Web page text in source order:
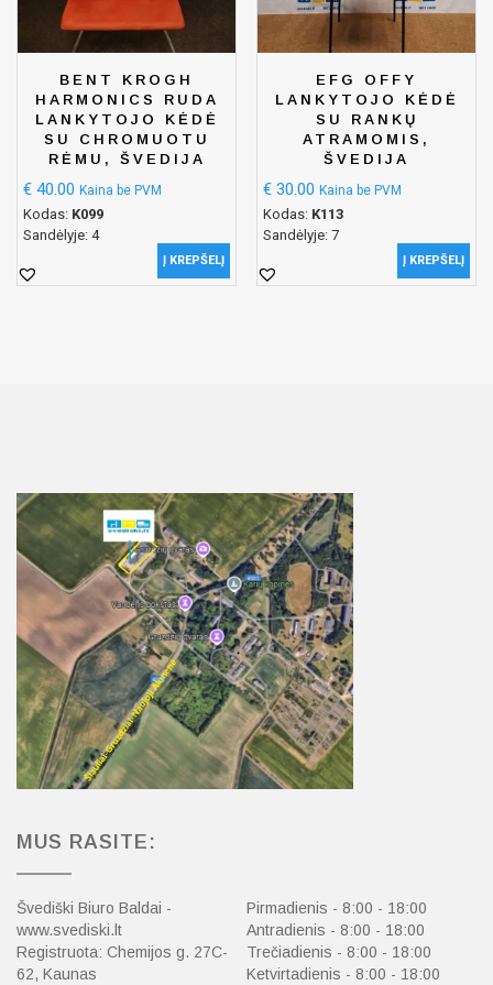
BENT KROGH
HARMONICS RUDA
LANKYTOJO KĖDĖ
SU CHROMUOTU
RĖMU, ŠVEDIJA
€ 40.00 Kaina be PVM
Kodas: K099
Sandėlyje: 4
Į KREPŠELĮ
EFG OFFY
LANKYTOJO KĖDĖ
SU RANKŲ
ATRAMOMIS,
ŠVEDIJA
€ 30.00 Kaina be PVM
Kodas: K113
Sandėlyje: 7
Į KREPŠELĮ
MUS RASITE:
Švediški Biuro Baldai -
www.svediski.lt
Registruota: Chemijos g. 27C-
62, Kaunas
Pirmadienis - 8:00 - 18:00
Antradienis - 8:00 - 18:00
Trečiadienis - 8:00 - 18:00
Ketvirtadienis - 8:00 - 18:00